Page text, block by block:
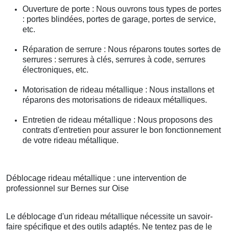
Ouverture de porte : Nous ouvrons tous types de portes
: portes blindées, portes de garage, portes de service,
etc.
Réparation de serrure : Nous réparons toutes sortes de
serrures : serrures à clés, serrures à code, serrures
électroniques, etc.
Motorisation de rideau métallique : Nous installons et
réparons des motorisations de rideaux métalliques.
Entretien de rideau métallique : Nous proposons des
contrats d'entretien pour assurer le bon fonctionnement
de votre rideau métallique.
Déblocage rideau métallique : une intervention de
professionnel sur Bernes sur Oise
Le déblocage d'un rideau métallique nécessite un savoir-
faire spécifique et des outils adaptés. Ne tentez pas de le